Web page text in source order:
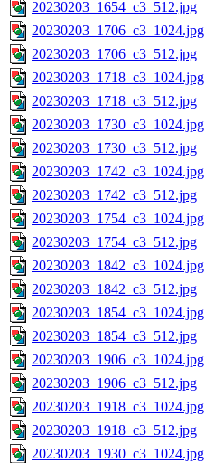
20230203_1654_c3_512.jpg
20230203_1706_c3_1024.jpg
20230203_1706_c3_512.jpg
20230203_1718_c3_1024.jpg
20230203_1718_c3_512.jpg
20230203_1730_c3_1024.jpg
20230203_1730_c3_512.jpg
20230203_1742_c3_1024.jpg
20230203_1742_c3_512.jpg
20230203_1754_c3_1024.jpg
20230203_1754_c3_512.jpg
20230203_1842_c3_1024.jpg
20230203_1842_c3_512.jpg
20230203_1854_c3_1024.jpg
20230203_1854_c3_512.jpg
20230203_1906_c3_1024.jpg
20230203_1906_c3_512.jpg
20230203_1918_c3_1024.jpg
20230203_1918_c3_512.jpg
20230203_1930_c3_1024.jpg